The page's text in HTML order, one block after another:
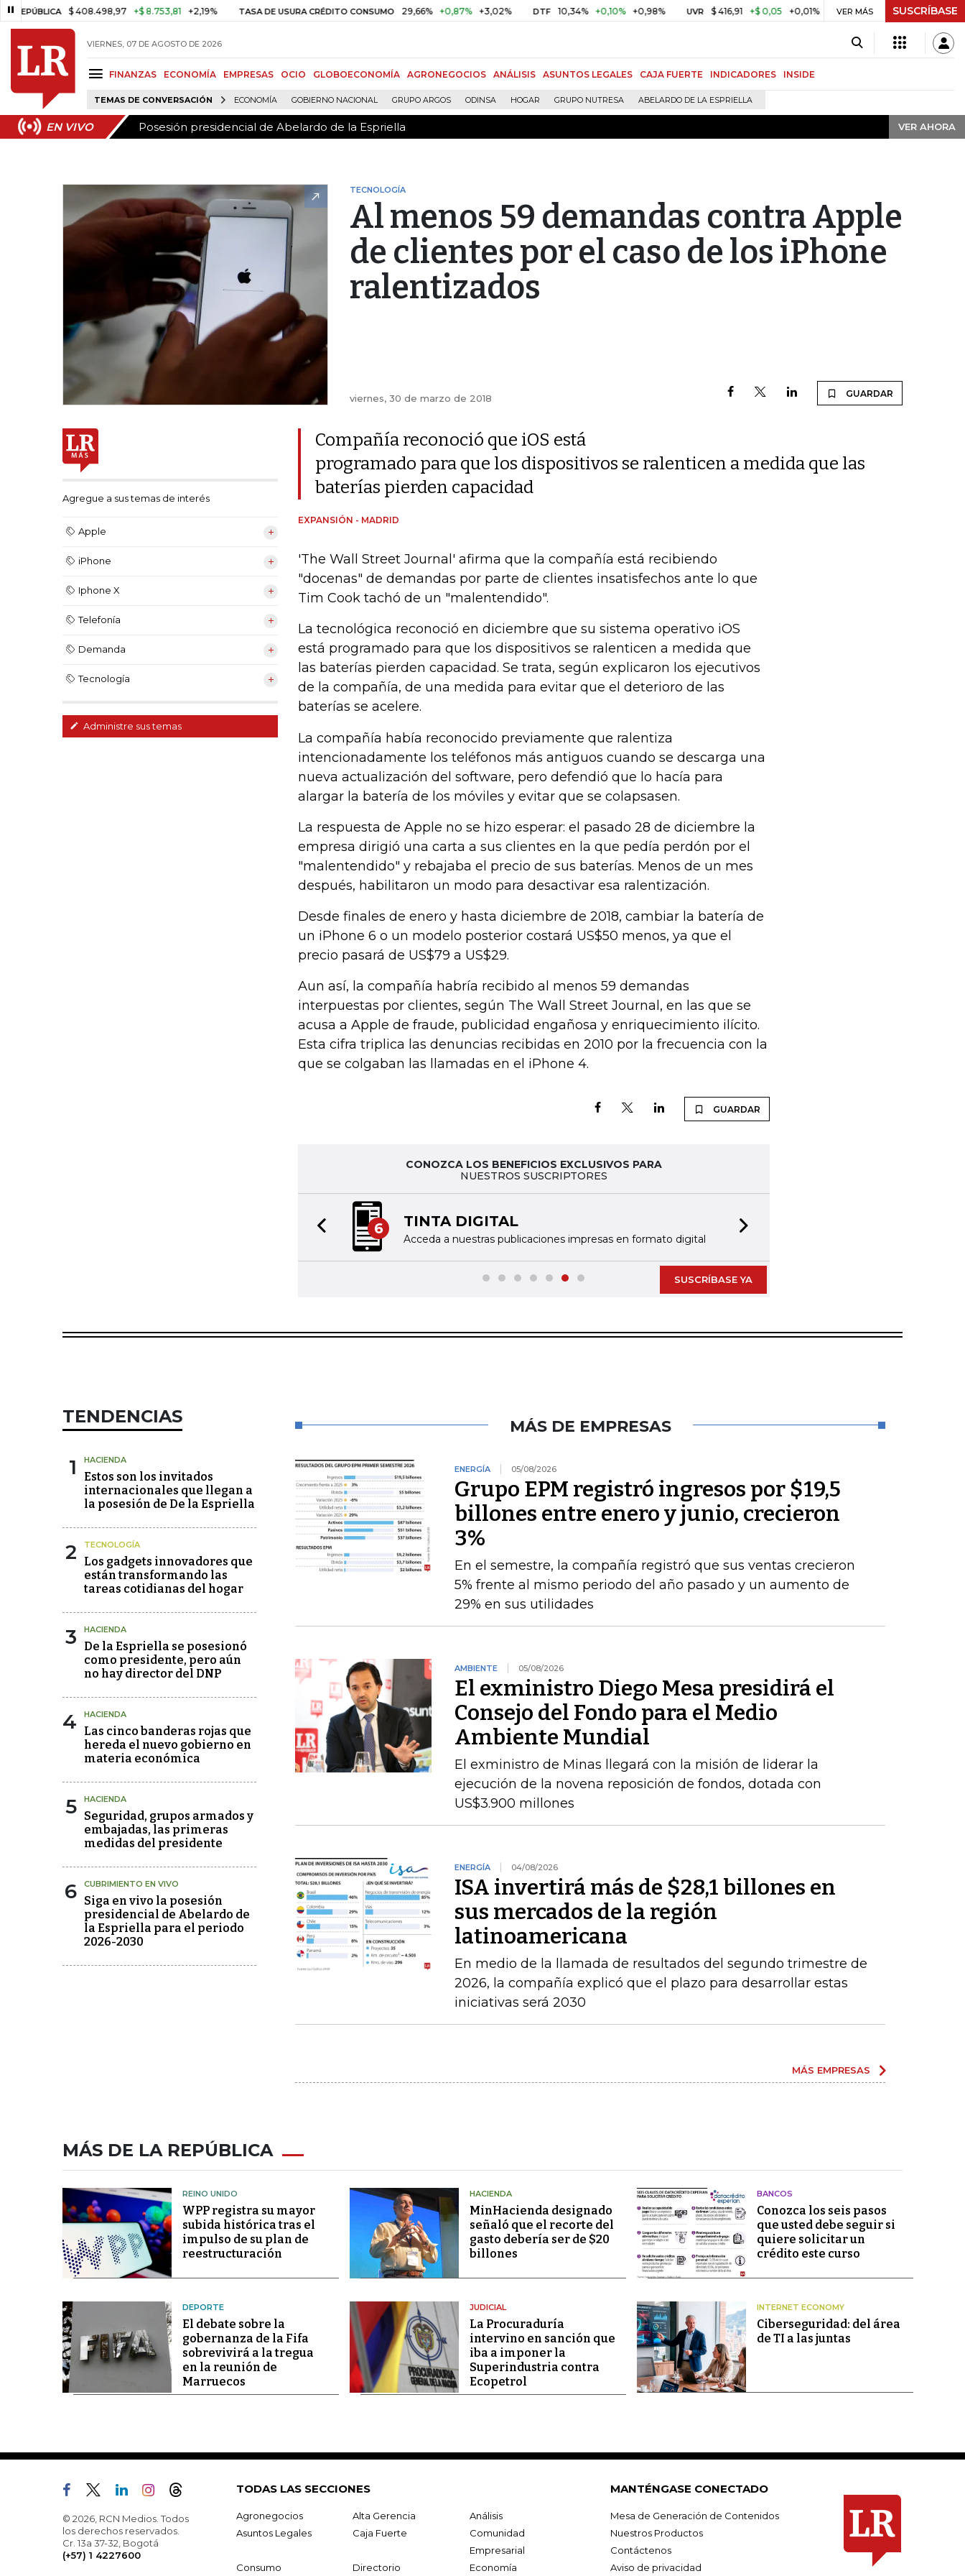
$ 408.498,97 +$ 8.753,81 +2,19% TASA DE USURA CRÉDITO CONSUMO 29,66% +0,87% +3,02% DTF 10,34% +0,10% +0,98% UVR $ 416,91 +$ 0,05 +0,01% BITCOIN US$ 64.442,80 -US$
VER MÁS SUSCRÍBASE
VIERNES, 07 DE AGOSTO DE 2026
FINANZAS ECONOMÍA EMPRESAS OCIO GLOBOECONOMÍA AGRONEGOCIOS ANÁLISIS ASUNTOS LEGALES CAJA FUERTE INDICADORES INSIDE
TEMAS DE CONVERSACIÓN ECONOMÍA GOBIERNO NACIONAL GRUPO ARGOS ODINSA HOGAR GRUPO NUTRESA ABELARDO DE LA ESPRIELLA
EN VIVO Posesión presidencial de Abelardo de la Espriella VER AHORA
EN VIVO Posesión presidencial de Abelardo de la Espriella VER AHORA
TECNOLOGÍA
Al menos 59 demandas contra Apple
de clientes por el caso de los iPhone
ralentizados
viernes, 30 de marzo de 2018 GUARDAR
Agregue a sus temas de interés
Apple
iPhone
Iphone X
Telefonía
Demanda
Tecnología
Administre sus temas
Compañía reconoció que iOS está
programado para que los dispositivos se ralenticen a medida que las
baterías pierden capacidad
EXPANSIÓN - MADRID
'The Wall Street Journal' afirma que la compañía está recibiendo
"docenas" de demandas por parte de clientes insatisfechos ante lo que
Tim Cook tachó de un "malentendido".
La tecnológica reconoció en diciembre que su sistema operativo iOS
está programado para que los dispositivos se ralenticen a medida que
las baterías pierden capacidad. Se trata, según explicaron los ejecutivos
de la compañía, de una medida para evitar que el deterioro de las
baterías se acelere.
La compañía había reconocido previamente que ralentiza
intencionadamente los teléfonos más antiguos cuando se descarga una
nueva actualización del software, pero defendió que lo hacía para
alargar la batería de los móviles y evitar que se colapsasen.
La respuesta de Apple no se hizo esperar: el pasado 28 de diciembre la
empresa dirigió una carta a sus clientes en la que pedía perdón por el
"malentendido" y rebajaba el precio de sus baterías. Menos de un mes
después, habilitaron un modo para desactivar esa ralentización.
Desde finales de enero y hasta diciembre de 2018, cambiar la batería de
un iPhone 6 o un modelo posterior costará US$50 menos, ya que el
precio pasará de US$79 a US$29.
Aun así, la compañía habría recibido al menos 59 demandas
interpuestas por clientes, según The Wall Street Journal, en las que se
acusa a Apple de fraude, publicidad engañosa y enriquecimiento ilícito.
Esta cifra triplica las denuncias recibidas en 2010 por la frecuencia con la
que se colgaban las llamadas en el iPhone 4.
GUARDAR
CONOZCA LOS BENEFICIOS EXCLUSIVOS PARA
NUESTROS SUSCRIPTORES
6 TINTA DIGITAL
Acceda a nuestras publicaciones impresas en formato digital
Previous slide
SUSCRÍBASE YA
TENDENCIAS
1 HACIENDA
Estos son los invitados
internacionales que llegan a
la posesión de De la Espriella
2 TECNOLOGÍA
Los gadgets innovadores que
están transformando las
tareas cotidianas del hogar
3 HACIENDA
De la Espriella se posesionó
como presidente, pero aún
no hay director del DNP
4 HACIENDA
Las cinco banderas rojas que
hereda el nuevo gobierno en
materia económica
5 HACIENDA
Seguridad, grupos armados y
embajadas, las primeras
medidas del presidente
6 CUBRIMIENTO EN VIVO
Siga en vivo la posesión
presidencial de Abelardo de
la Espriella para el periodo
2026-2030
MÁS DE EMPRESAS
ENERGÍA 05/08/2026
Grupo EPM registró ingresos por $19,5
billones entre enero y junio, crecieron
3%
En el semestre, la compañía registró que sus ventas crecieron
5% frente al mismo periodo del año pasado y un aumento de
29% en sus utilidades
AMBIENTE 05/08/2026
El exministro Diego Mesa presidirá el
Consejo del Fondo para el Medio
Ambiente Mundial
El exministro de Minas llegará con la misión de liderar la
ejecución de la novena reposición de fondos, dotada con
US$3.900 millones
ENERGÍA 04/08/2026
ISA invertirá más de $28,1 billones en
sus mercados de la región
latinoamericana
En medio de la llamada de resultados del segundo trimestre de
2026, la compañía explicó que el plazo para desarrollar estas
iniciativas será 2030
MÁS EMPRESAS
MÁS DE LA REPÚBLICA
REINO UNIDO
WPP registra su mayor
subida histórica tras el
impulso de su plan de
reestructuración
HACIENDA
MinHacienda designado
señaló que el recorte del
gasto debería ser de $20
billones
BANCOS
Conozca los seis pasos
que usted debe seguir si
quiere solicitar un
crédito este curso
DEPORTE
El debate sobre la
gobernanza de la Fifa
sobrevivirá a la tregua
en la reunión de
Marruecos
JUDICIAL
La Procuraduría
intervino en sanción que
iba a imponer la
Superindustria contra
Ecopetrol
INTERNET ECONOMY
Ciberseguridad: del área
de TI a las juntas
© 2026, RCN Medios. Todos
los derechos reservados.
Cr. 13a 37-32, Bogotá
(+57) 1 4227600
TODAS LAS SECCIONES
Agronegocios Alta Gerencia
Análisis
Asuntos Legales
Caja Fuerte
Comunidad
Empresarial
Consumo
Directorio Economía
MANTÉNGASE CONECTADO
Mesa de Generación de Contenidos
Nuestros Productos
Contáctenos
Aviso de privacidad